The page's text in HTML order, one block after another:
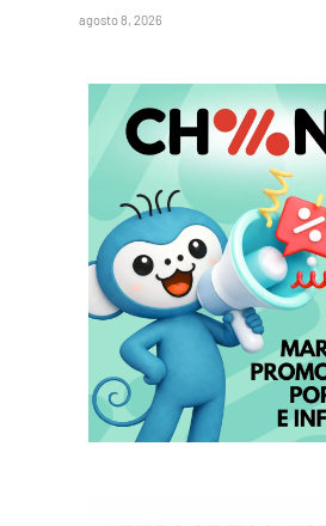
agosto 8, 2026